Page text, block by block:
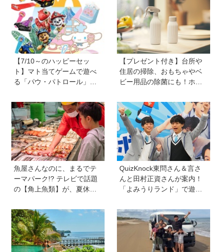
をもう一度使えるように！
おうちでできるSDGsに挑戦
に聞いた】
【7/10～のハッピーセッ
ト】マト当てゲームで遊べ
る「パウ・パトロール」＆
「シナモロール」が登場！
新しい「ほんのハッピーセ
ット」にも注目
【プレゼント付き】台所や
住居の掃除、おもちゃやベ
ビー用品の除菌にも！ホタ
ーナー「Shell we clean?」
魚屋さんなのに、まるでテ
ーマパーク!? テレビで話題
の【角上魚類】が、夏休み
すすめのワケ
QuizKnock東問さん＆言さ
んと田村正資さんが案内！
「よみうりランド」で遊び
限定イベントが開催